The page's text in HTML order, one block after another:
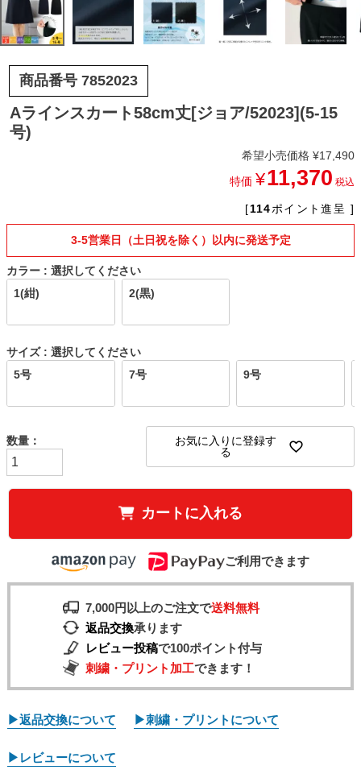
商品番号 7852023
Aラインスカート58cm丈[ジョア/52023](5-15
号)
希望小売価格 ¥17,490
特価 ¥11,370 税込
[114ポイント進呈 ]
3-5営業日（土日祝を除く）以内に発送予定
カラー
選択してください
1(紺)
2(黒)
サイズ
選択してください
5号
7号 9号
お気に入りに登録す
る
カートに入れる
ご利用できます
7,000円以上のご注文で送料無料
返品交換承ります
レビュー投稿で100ポイント付与
刺繍・プリント加工できます！
▶返品交換について ▶刺繍・プリントについて
▶レビューについて